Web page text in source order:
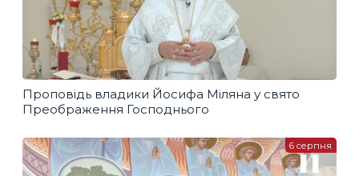
Проповідь владики Йосифа Міляна у свято
Преображення Господнього
6 серпня